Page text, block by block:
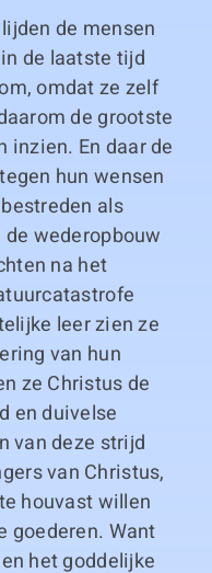
de mensen
de laatste tijd
omdat ze zelf
de grootste
inzien. En daar de
hun wensen
als
wederopbouw
na het
leer zien ze
van hun
ze Christus de
en duivelse
van deze strijd
van Christus,
houvast willen
goederen. Want
het goddelijke